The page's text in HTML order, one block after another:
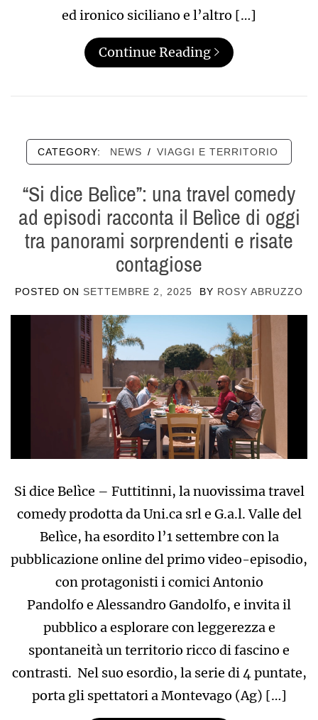
ed ironico siciliano e l’altro […]
Continue Reading
CATEGORY: NEWS / VIAGGI E TERRITORIO
“Si dice Belìce”: una travel comedy
ad episodi racconta il Belìce di oggi
tra panorami sorprendenti e risate
contagiose
POSTED ON SETTEMBRE 2, 2025 BY ROSY ABRUZZO
Si dice Belìce – Futtitinni, la nuovissima travel
comedy prodotta da Uni.ca srl e G.a.l. Valle del
Belìce, ha esordito l’1 settembre con la
pubblicazione online del primo video-episodio,
con protagonisti i comici Antonio
Pandolfo e Alessandro Gandolfo, e invita il
pubblico a esplorare con leggerezza e
spontaneità un territorio ricco di fascino e
contrasti. Nel suo esordio, la serie di 4 puntate,
porta gli spettatori a Montevago (Ag) […]